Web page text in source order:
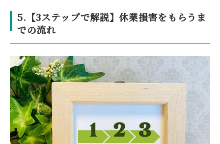
5.【3ステップで解説】休業損害をもらうま
での流れ